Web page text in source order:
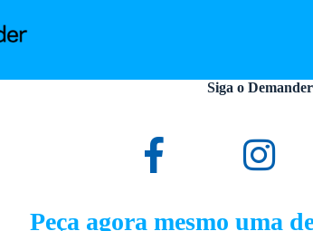
Siga o
Peça agora mesmo uma